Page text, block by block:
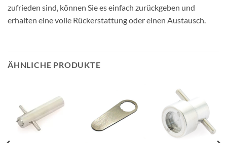
zufrieden sind, können Sie es einfach zurückgeben und
erhalten eine volle Rückerstattung oder einen Austausch.
ÄHNLICHE PRODUKTE